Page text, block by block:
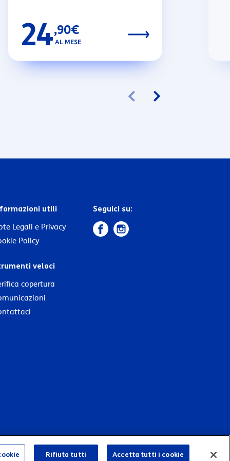
24,90€
AL MESE
utili
Legali e Privacy
Policy
veloci
copertura
Seguici su:
Rifiuta tutti Accetta tutti i cookie